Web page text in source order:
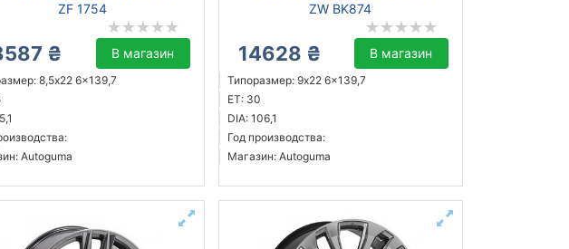
ZF 1754
₴ В магазин
8,5x22 6x139,7
Autoguma
ZW BK874
14628 ₴ В магазин
Типоразмер: 9x22 6x139,7
ET: 30
DIA: 106,1
Год производства:
Магазин: Autoguma